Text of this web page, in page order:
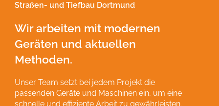
Straßen- und Tiefbau Dortmund
Wir arbeiten mit modernen
Geräten und aktuellen
Methoden.
Unser Team setzt bei jedem Projekt die
passenden Geräte und Maschinen ein, um eine
schnelle und effiziente Arbeit zu gewährleisten.